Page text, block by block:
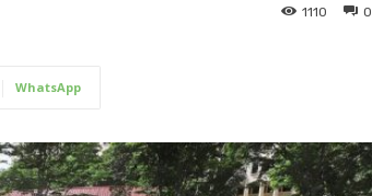
0
1110
WhatsApp